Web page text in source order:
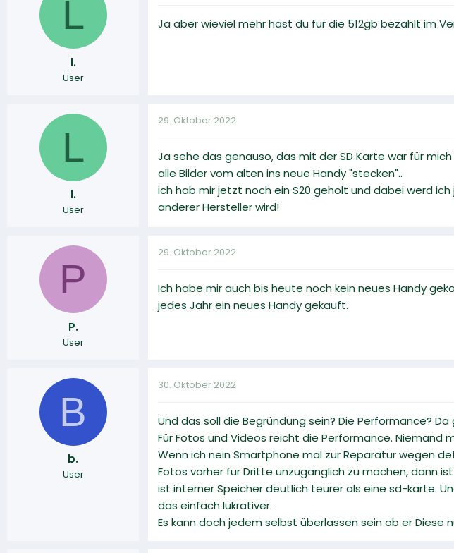
L
l.
User
Ja aber wieviel mehr hast du für die 512gb bezahlt im
L
l.
User
29. Oktober 2022
Ja sehe das genauso, das mit der SD Karte war für
alle Bilder vom alten ins neue Handy "stecken"..
ich hab mir jetzt noch ein S20 geholt und dabei werd
anderer Hersteller wird!
P
P.
User
29. Oktober 2022
Ich habe mir auch bis heute noch kein neues Handy
jedes Jahr ein neues Handy gekauft.
B
b.
User
30. Oktober 2022
Und das soll die Begründung sein? Die Performance?
Für Fotos und Videos reicht die Performance. Niemand
Wenn ich nein Smartphone mal zur Reparatur wegen
Fotos vorher für Dritte unzugänglich zu machen, dann
ist interner Speicher deutlich teurer als eine sd-karte.
das einfach lukrativer.
Es kann doch jedem selbst überlassen sein ob er